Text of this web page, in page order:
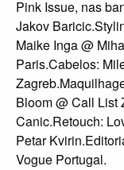
Pink Issue, nas
Jakov
Maike Inga @
Paris.Cabelos:
Bloom @ Call List
Canic.Retouch:
Petar
Vogue Portugal.